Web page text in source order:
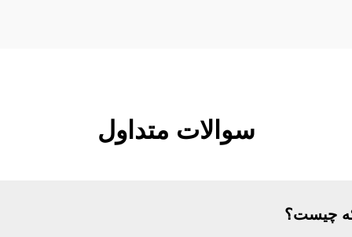
سوالات متداول
چیست؟